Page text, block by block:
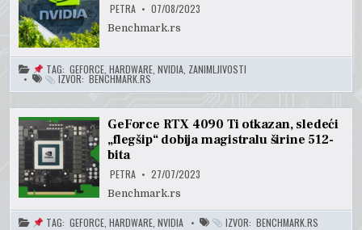
PETRA 07/08/2023
Benchmark.rs
TAG: GEFORCE, HARDWARE, NVIDIA, ZANIMLJIVOSTI
IZVOR: BENCHMARK.RS
GeForce RTX 4090 Ti otkazan, sledeći
„flegšip“ dobija magistralu širine 512-
bita
PETRA 27/07/2023
Benchmark.rs
TAG: GEFORCE, HARDWARE, NVIDIA IZVOR: BENCHMARK.RS